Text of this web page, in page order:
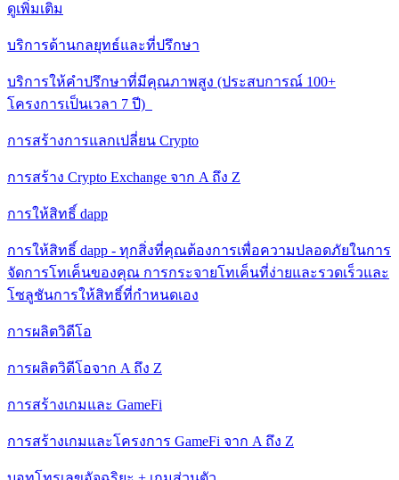
ดูเพิ่มเติม
บริการด้านกลยุทธ์และที่ปรึกษา
บริการให้คําปรึกษาที่มีคุณภาพสูง (ประสบการณ์ 100+
โครงการเป็นเวลา 7 ปี)
การสร้างการแลกเปลี่ยน Crypto
การสร้าง Crypto Exchange จาก A ถึง Z
การให้สิทธิ์ dapp
การให้สิทธิ์ dapp - ทุกสิ่งที่คุณต้องการเพื่อความปลอดภัยในการ
จัดการโทเค็นของคุณ การกระจายโทเค็นที่ง่ายและรวดเร็วและ
โซลูชันการให้สิทธิ์ที่กําหนดเอง
การผลิตวิดีโอ
การผลิตวิดีโอจาก A ถึง Z
การสร้างเกมและ GameFi
การสร้างเกมและโครงการ GameFi จาก A ถึง Z